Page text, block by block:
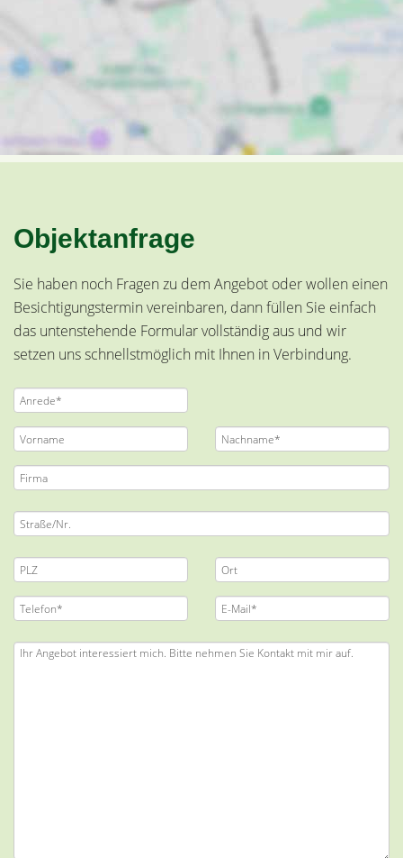
Objektanfrage
Sie haben noch Fragen zu dem Angebot oder wollen einen
Besichtigungstermin vereinbaren, dann füllen Sie einfach
das untenstehende Formular vollständig aus und wir
setzen uns schnellstmöglich mit Ihnen in Verbindung.